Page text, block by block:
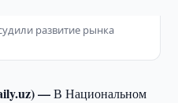
развитие рынка
—В Национальном